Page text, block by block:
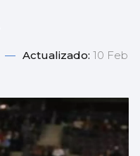
— Actualizado: 10 Feb